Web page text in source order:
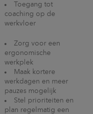
Toegang tot
coaching op de
werkvloer
Zorg voor een
ergonomische
werkplek
Maak kortere
werkdagen en meer
pauzes mogelijk
Stel prioriteiten en
plan regelmatig een